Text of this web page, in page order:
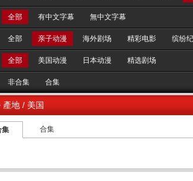
全部 有中文字幕 無中文字幕
全部 亲子动漫 海外剧场 精彩电影 缤纷
全部 美国动漫 日本动漫 精选剧场
非合集 合集
產地 / 美国
集 合集